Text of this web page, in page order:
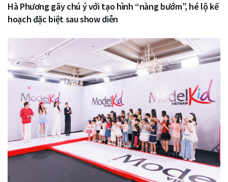
Hà Phương gây chú ý với tạo hình “nàng bướm”, hé lộ kế
hoạch đặc biệt sau show diễn